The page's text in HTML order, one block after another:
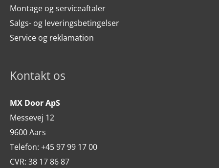
Montage og serviceaftaler
Salgs- og leveringsbetingelser
Service og reklamation
Kontakt os
MX Door ApS
Messevej 12
9600 Aars
Telefon: +45 97 99 17 00
CVR: 38 17 86 87